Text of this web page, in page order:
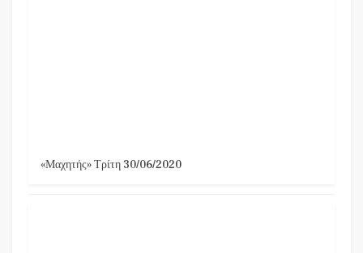
«Μαχητής» Τρίτη 30/06/2020